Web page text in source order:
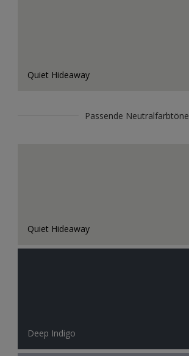
Quiet Hideaway
Passende Neutralfarbtöne
Quiet Hideaway
Deep Indigo